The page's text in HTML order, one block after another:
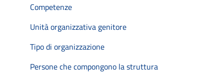
Competenze
Unità organizzativa genitore
Tipo di organizzazione
Persone che compongono la struttura